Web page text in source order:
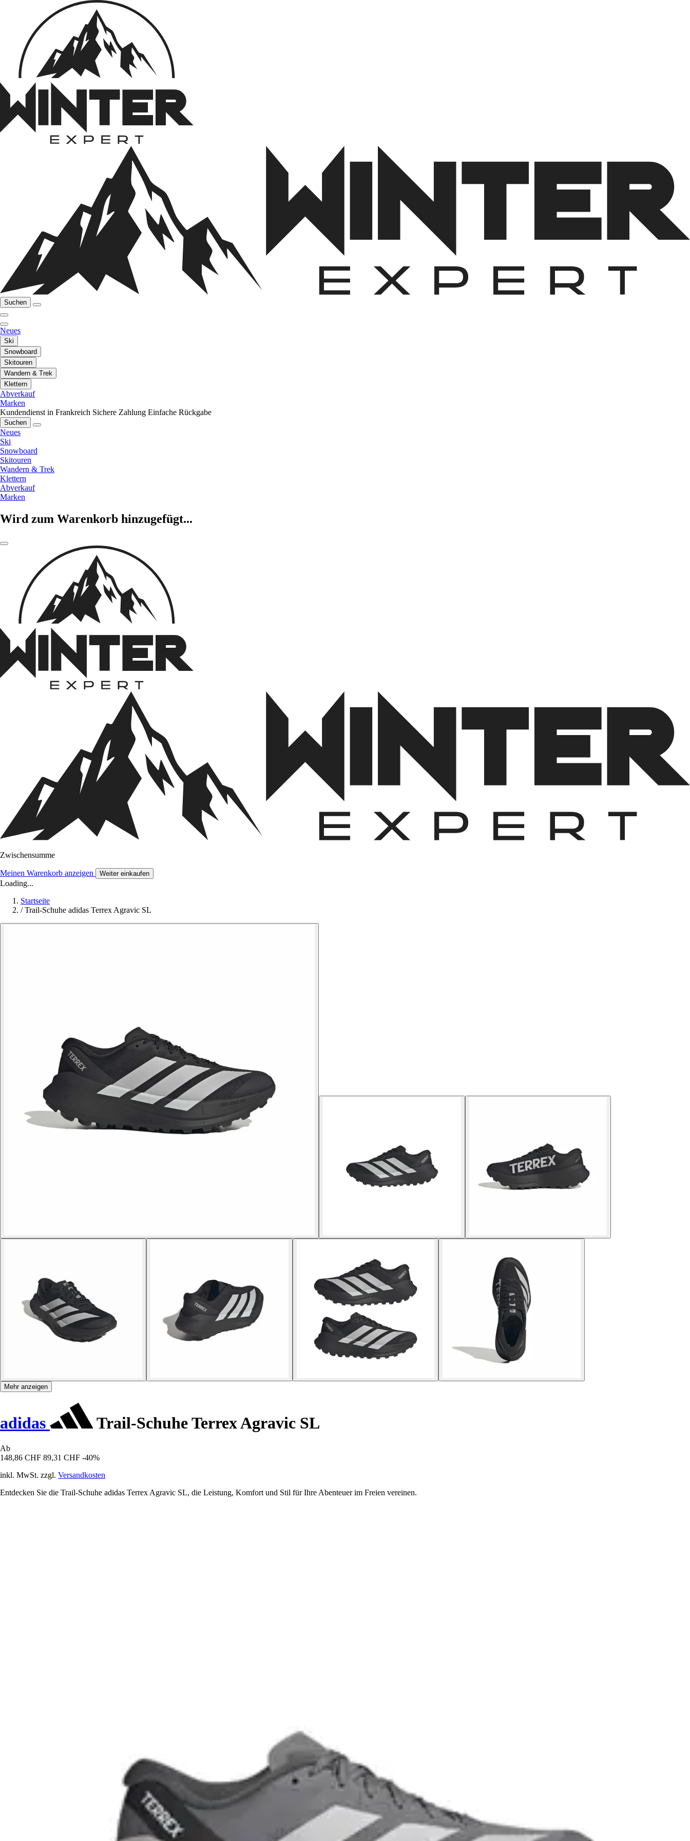
Suchen
Neues
Ski
Snowboard
Skitouren
Wandern & Trek
Klettern
Abverkauf
Marken
Kundendienst in Frankreich Sichere Zahlung Einfache Rückgabe
Suchen
Neues
Ski
Snowboard
Skitouren
Wandern & Trek
Klettern
Abverkauf
Marken
Wird zum Warenkorb hinzugefügt...
Zwischensumme
Meinen Warenkorb anzeigen Weiter einkaufen
Loading...
Startseite
/ Trail-Schuhe adidas Terrex Agravic SL
Mehr anzeigen
adidas Trail-Schuhe Terrex Agravic SL
Ab
148,86 CHF 89,31 CHF -40%
inkl. MwSt. zzgl. Versandkosten
Entdecken Sie die Trail-Schuhe adidas Terrex Agravic SL, die Leistung, Komfort und Stil für Ihre Abenteuer im Freien vereinen.